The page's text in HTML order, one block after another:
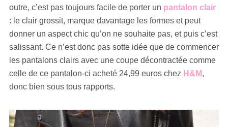
outre, c’est pas toujours facile de porter un pantalon clair
: le clair grossit, marque davantage les formes et peut
donner un aspect chic qu’on ne souhaite pas, et puis c’est
salissant. Ce n’est donc pas sotte idée que de commencer
les pantalons clairs avec une coupe décontractée comme
celle de ce pantalon-ci acheté 24,99 euros chez H&M ,
donc bien sous tous rapports.